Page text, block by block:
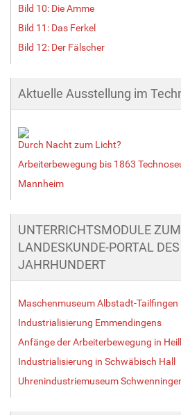
Bild 10: Die Amme
Bild 11: Das Ferkel
Bild 12: Der Fälscher
Aktuelle Ausstellung im
Durch Nacht zum Licht?
Arbeiterbewegung bis 1863
Mannheim
UNTERRICHTSMODULE
LANDESKUNDE-PORTAL
JAHRHUNDERT
Maschenmuseum Albstadt-Tailfingen
Industrialisierung Emmendingens
Anfänge der Arbeiterbewegung in
Industrialisierung in Schwäbisch Hall
Uhrenindustriemuseum